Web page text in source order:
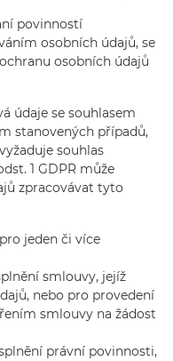
povinností
osobních údajů, se
osobních údajů
údaje se souhlasem
stanovených případů,
souhlas
1 GDPR může
zpracovávat tyto
jeden či více
smlouvy, jejíž
nebo pro provedení
smlouvy na žádost
právní povinnosti,